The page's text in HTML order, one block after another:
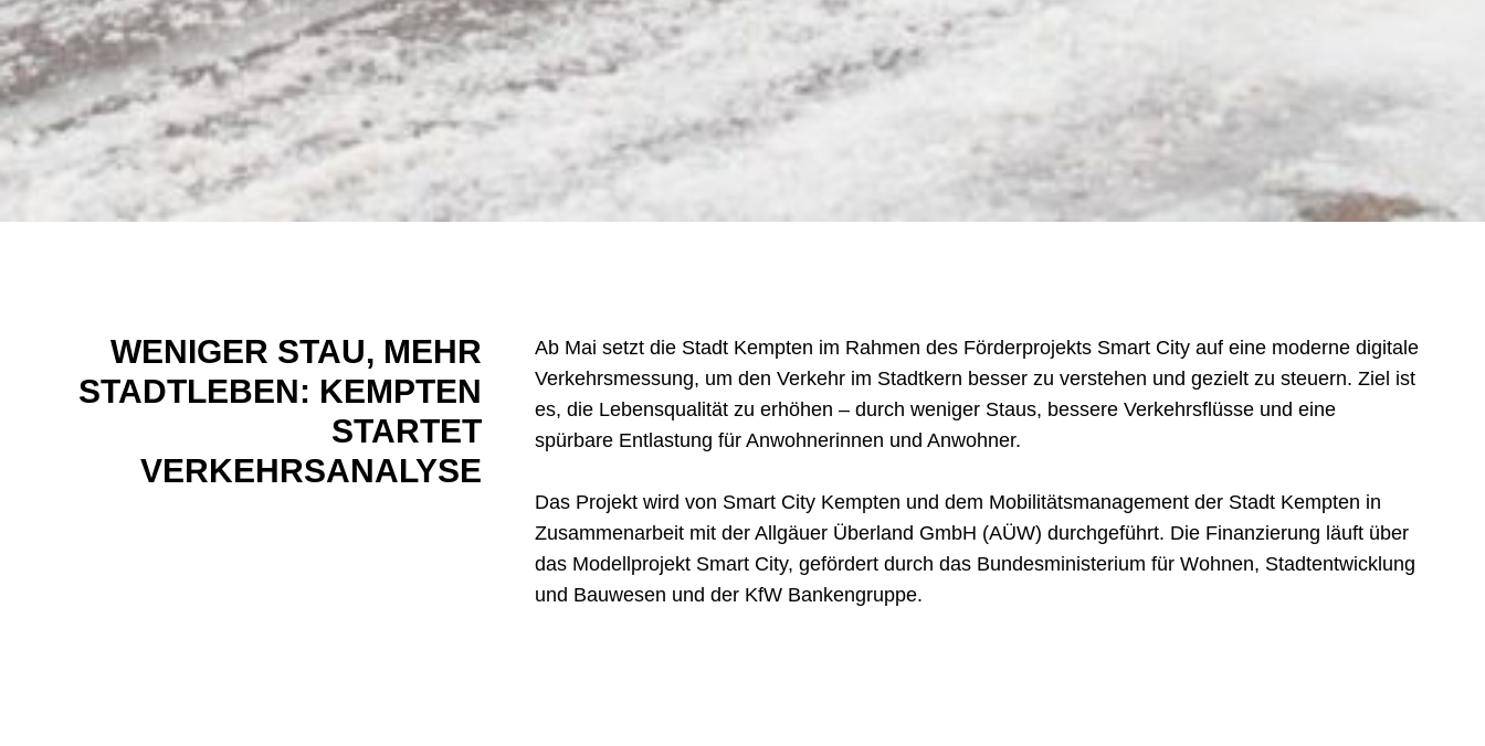
WENIGER STAU, MEHR
STADTLEBEN: KEMPTEN
STARTET
VERKEHRSANALYSE
Ab Mai setzt die Stadt Kempten im Rahmen des Förderprojekts Smart City auf eine moderne digitale
Verkehrsmessung, um den Verkehr im Stadtkern besser zu verstehen und gezielt zu steuern. Ziel ist
es, die Lebensqualität zu erhöhen – durch weniger Staus, bessere Verkehrsflüsse und eine
spürbare Entlastung für Anwohnerinnen und Anwohner.
Das Projekt wird von Smart City Kempten und dem Mobilitätsmanagement der Stadt Kempten in
Zusammenarbeit mit der Allgäuer Überland GmbH (AÜW) durchgeführt. Die Finanzierung läuft über
das Modellprojekt Smart City, gefördert durch das Bundesministerium für Wohnen, Stadtentwicklung
und Bauwesen und der KfW Bankengruppe.